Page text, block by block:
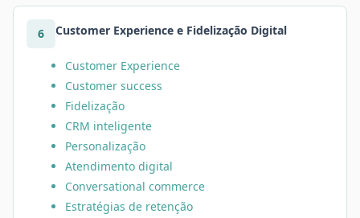
6 Customer Experience e Fidelização Digital
Customer Experience
Customer success
Fidelização
CRM inteligente
Personalização
Atendimento digital
Conversational commerce
Estratégias de retenção